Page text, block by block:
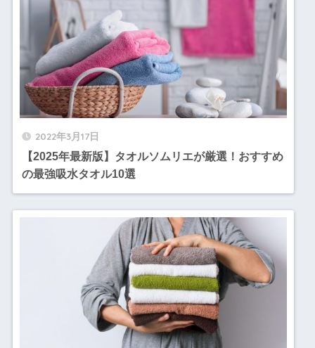
2022年3月17日
【2025年最新版】タオルソムリエが厳選！おすすめ
の最強吸水タオル10選